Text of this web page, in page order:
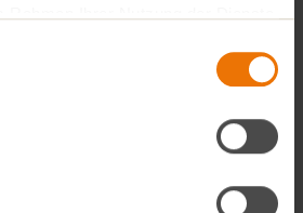
10 € anHorizont e.V..